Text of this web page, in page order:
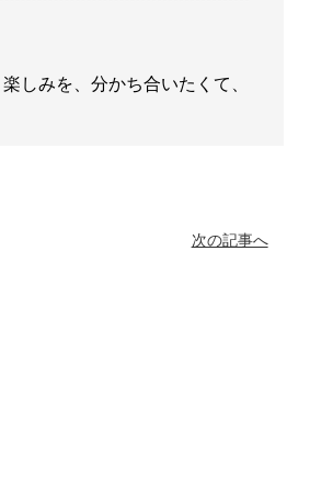
しみを、分かち合いたくて、
次の記事へ